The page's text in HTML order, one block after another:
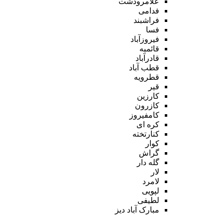
فدامی
فراشبند
فسا
فیروزآباد
قائمیه
قادرآباد
قطب آباد
قطرویه
قیر
کارزین
کازرون
کامفیروز
کره ای
کنارتخته
کوار
گراش
گله دار
لار
لامرد
لپویی
لطیفی
مبارک آباد دیز